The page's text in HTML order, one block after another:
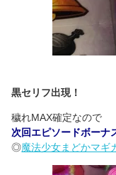
黒セリフ出現！
穢れMAX確定なので
次回エピソードボーナ
◎魔法少女まどかマギ